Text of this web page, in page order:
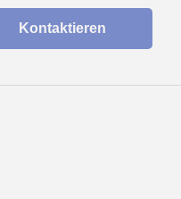
Kontaktieren